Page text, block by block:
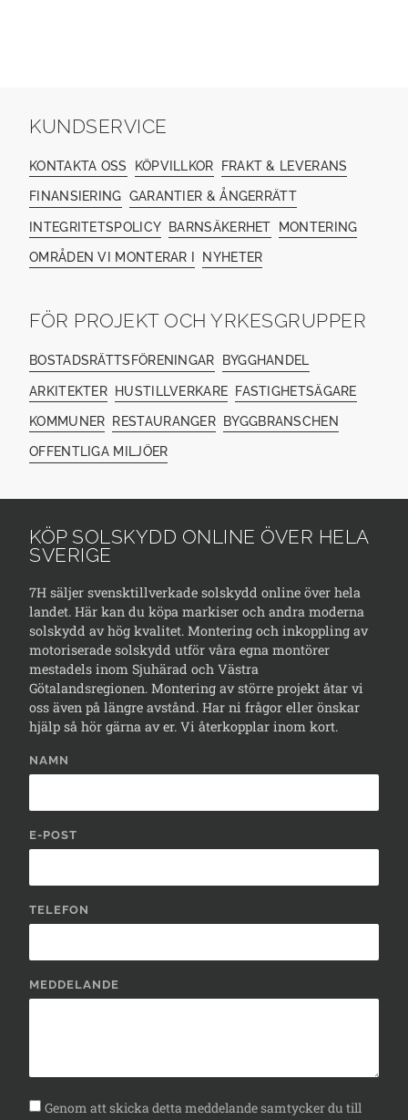
KUNDSERVICE
KONTAKTA OSS KÖPVILLKOR FRAKT & LEVERANS
FINANSIERING GARANTIER & ÅNGERRÄTT
INTEGRITETSPOLICY BARNSÄKERHET MONTERING
OMRÅDEN VI MONTERAR I NYHETER
FÖR PROJEKT OCH YRKESGRUPPER
BOSTADSRÄTTSFÖRENINGAR BYGGHANDEL
ARKITEKTER HUSTILLVERKARE FASTIGHETSÄGARE
KOMMUNER RESTAURANGER BYGGBRANSCHEN
OFFENTLIGA MILJÖER
KÖP SOLSKYDD ONLINE ÖVER HELA
SVERIGE
7H säljer svensktillverkade solskydd online över hela
landet. Här kan du köpa markiser och andra moderna
solskydd av hög kvalitet. Montering och inkoppling av
motoriserade solskydd utför våra egna montörer
mestadels inom Sjuhärad och Västra
Götalandsregionen. Montering av större projekt åtar vi
oss även på längre avstånd. Har ni frågor eller önskar
hjälp så hör gärna av er. Vi återkopplar inom kort.
NAMN
E-POST
TELEFON
MEDDELANDE
Genom att skicka detta meddelande samtycker du till